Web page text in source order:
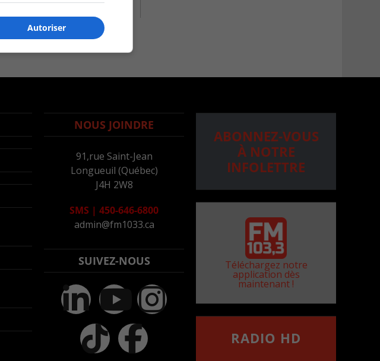
NOUS JOINDRE
91,rue Saint-Jean
Longueuil (Québec)
J4H 2W8
SMS | 450-646-6800
admin@fm1033.ca
SUIVEZ-NOUS
ABONNEZ-VOUS
À NOTRE
INFOLETTRE
Téléchargez notre
application dès
maintenant !
RADIO HD
Autoriser